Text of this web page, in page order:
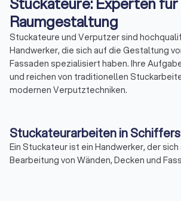
Raumgestaltung
Stuckateure und Verputzer sind
Handwerker, die sich auf die Gestaltung
Fassaden spezialisiert haben. Ihre
und reichen von traditionellen
modernen Verputztechniken.
Stuckateurarbeiten in
Ein Stuckateur ist ein Handwerker, der sich
Bearbeitung von Wänden, Decken und